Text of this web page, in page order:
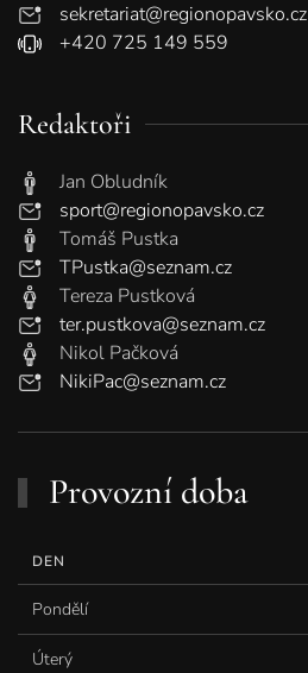
sekretariat@regionopavsko.cz
+420 725 149 559
Redaktoři
Jan Obludník
sport@regionopavsko.cz
Tomáš Pustka
TPustka@seznam.cz
Tereza Pustková
ter.pustkova@seznam.cz
Nikol Pačková
NikiPac@seznam.cz
Provozní doba
DEN
Pondělí
Úterý